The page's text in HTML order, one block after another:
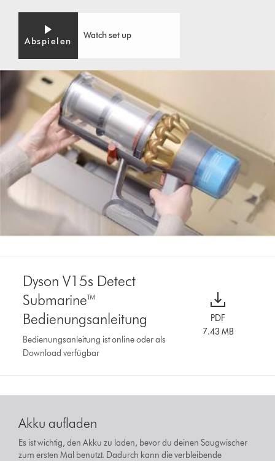
Abspielen
Watch set up
Dyson V15s Detect
Submarine™
Bedienungsanleitung
Bedienungsanleitung ist online oder als
Download verfügbar
PDF
7.43 MB
Akku aufladen
Es ist wichtig, den Akku zu laden, bevor du deinen Saugwischer
zum ersten Mal benutzt. Dadurch kann die verbleibende